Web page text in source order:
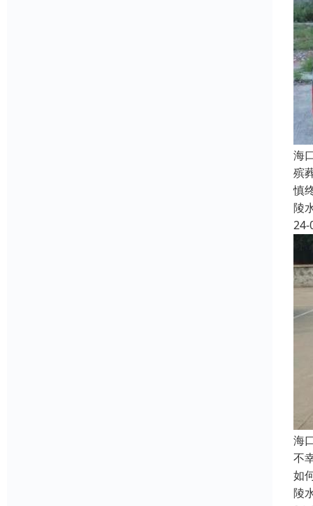
海
殡
慎
陵
24-
海
不
如
陵